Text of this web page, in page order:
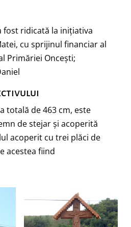
ridicată la inițiativa
cu sprijinul financiar al
Primăriei Oncești;
totală de 463 cm, este
de stejar și acoperită
acoperit cu trei plăci de
acestea fiind